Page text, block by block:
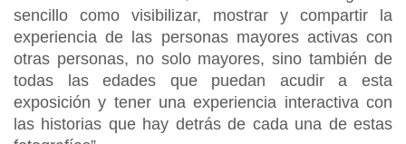
sencillo como visibilizar, mostrar y compartir la
experiencia de las personas mayores activas con
otras personas, no solo mayores, sino también de
todas las edades que puedan acudir a esta
exposición y tener una experiencia interactiva con
las historias que hay detrás de cada una de estas